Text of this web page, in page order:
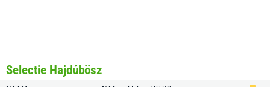
Selectie Hajdúbösz